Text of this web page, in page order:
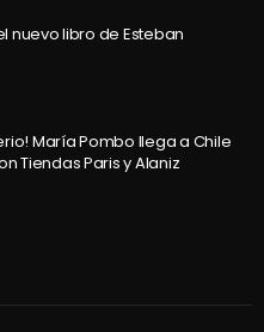
nuevo libro de Esteban
María Pombo llega a Chile
Tiendas Paris y Alaniz